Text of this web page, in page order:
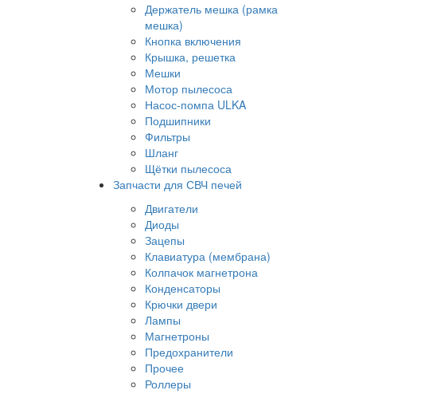
Держатель мешка (рамка
мешка)
Кнопка включения
Крышка, решетка
Мешки
Мотор пылесоса
Насос-помпа ULKA
Подшипники
Фильтры
Шланг
Щётки пылесоса
Запчасти для СВЧ печей
Двигатели
Диоды
Зацепы
Клавиатура (мембрана)
Колпачок магнетрона
Конденсаторы
Крючки двери
Лампы
Магнетроны
Предохранители
Прочее
Роллеры